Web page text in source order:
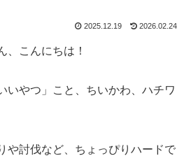
2025.12.19 2026.02.24
、こんにちは！
いやつ」こと、ちいかわ、ハチワ
や討伐など、ちょっぴりハードで